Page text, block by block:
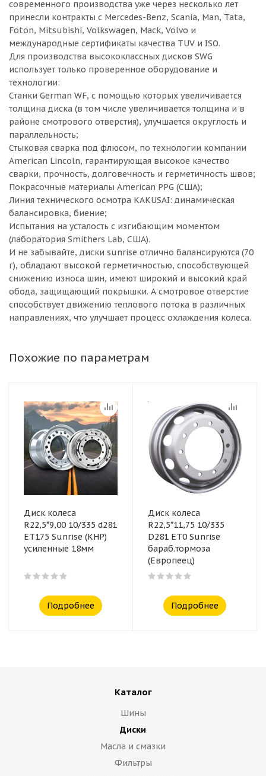
современного производства уже через несколько лет
принесли контракты с Mercedes-Benz, Scania, Man, Tata,
Foton, Mitsubishi, Volkswagen, Mack, Volvo и
международные сертификаты качества TUV и ISO.
Для производства высококлассных дисков SWG
использует только проверенное оборудование и
технологии:
Станки German WF, с помощью которых увеличивается
толщина диска (в том числе увеличивается толщина и в
районе смотрового отверстия), улучшается округлость и
параллельность;
Стыковая сварка под флюсом, по технологии компании
American Lincoln, гарантирующая высокое качество
сварки, прочность, долговечность и герметичность швов;
Покрасочные материалы American PPG (США);
Линия технического осмотра KAKUSAI: динамическая
балансировка, биение;
Испытания на усталость с изгибающим моментом
(лаборатория Smithers Lab, США).
И не забывайте, диски sunrise отлично балансируются (70
г), обладают высокой герметичностью, способствующей
снижению износа шин, имеют широкий и высокий край
обода, защищающий покрышки. А смотровое отверстие
способствует движению теплового потока в различных
направлениях, что улучшает процесс охлаждения колеса.
Похожие по параметрам
Диск колеса
R22,5*9,00 10/335 d281
ET175 Sunrise (КНР)
усиленные 18мм
Подробнее
Диск колеса
R22,5*11,75 10/335
D281 ET0 Sunrise
бараб.тормоза
(Европеец)
Подробнее
Каталог
Шины
Диски
Масла и смазки
Фильтры